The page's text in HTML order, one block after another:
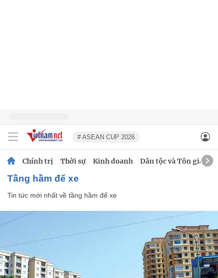
# ASEAN CUP 2026
Chính trị Thời sự Kinh doanh Dân tộc và Tôn giáo
tầng hầm để xe
Tin tức mới nhất về tầng hầm để xe